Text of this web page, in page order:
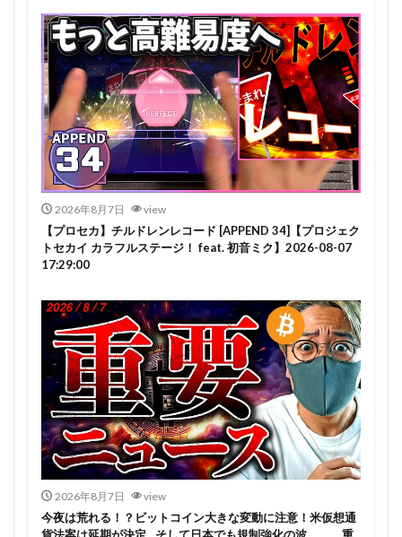
2026年8月7日 view
【プロセカ】チルドレンレコード [APPEND 34]【プロジェク
トセカイ カラフルステージ！ feat. 初音ミク】2026-08-07
17:29:00
2026年8月7日 view
今夜は荒れる！？ビットコイン大きな変動に注意！米仮想通